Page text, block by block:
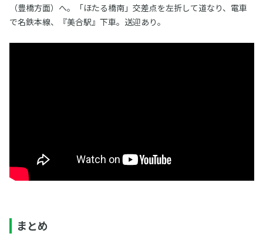
（豊橋方面）へ。「ほたる橋南」交差点を左折して道なり、電車
で名鉄本線、『美合駅』下車。送迎あり。
まとめ